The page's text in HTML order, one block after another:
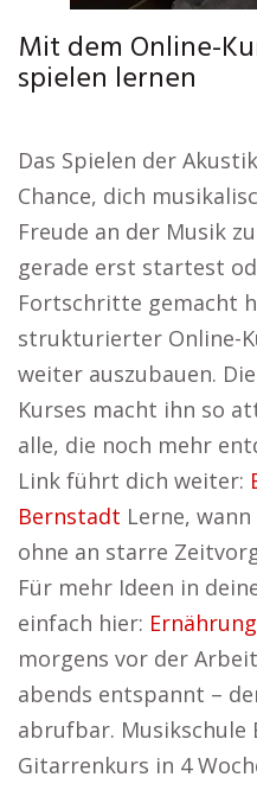
Mit dem Online-
spielen lernen
Das Spielen der
Chance, dich
Freude an der Musik
gerade erst startest
Fortschritte gemacht
strukturierter Online-
weiter auszubauen.
Kurses macht ihn so
alle, die noch mehr
Link führt dich weiter:
Bernstadt Lerne,
ohne an starre
Für mehr Ideen in
einfach hier:
morgens vor der
abends entspannt –
abrufbar. Musikschule
Gitarrenkurs in 4